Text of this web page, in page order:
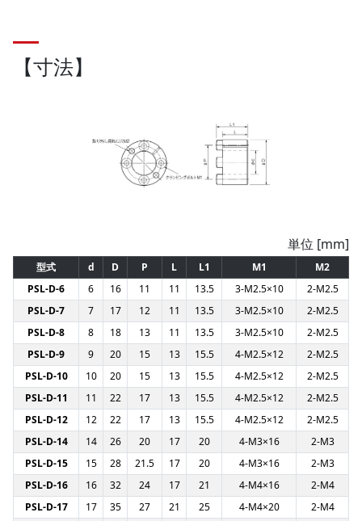
【寸法】
単位 [mm]
型式 d D P L L1 M1
M2
PSL-D-6
6 16 11 11 13.5 3-M2.5×10
2-M2.5
PSL-D-7
7 17 12 11 13.5 3-M2.5×10
2-M2.5
PSL-D-8
8 18 13 11 13.5 3-M2.5×10
2-M2.5
PSL-D-9
9 20 15 13 15.5 4-M2.5×12
2-M2.5
PSL-D-10
10 20 15 13 15.5 4-M2.5×12
2-M2.5
PSL-D-11
11 22 17 13 15.5 4-M2.5×12
2-M2.5
PSL-D-12
12 22 17 13 15.5 4-M2.5×12
2-M2.5
PSL-D-14
14 26 20 17 20 4-M3×16
2-M3
PSL-D-15
15 28 21.5 17 20 4-M3×16
2-M3
PSL-D-16
16 32 24 17 21 4-M4×16
2-M4
PSL-D-17
17 35 27 21 25 4-M4×20
2-M4